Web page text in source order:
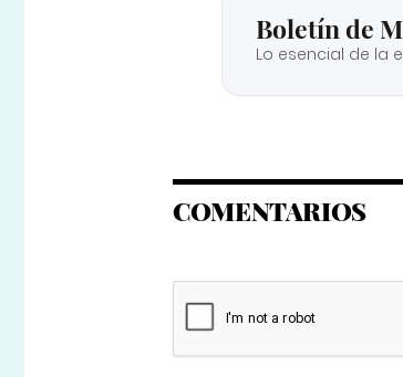
Boletín de
Lo esencial de la
COMENTARIOS